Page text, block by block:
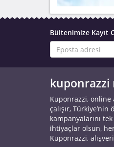
Bültenimize Kayıt
kuponrazzi
Kuponrazzi, online
çalışır,
kampanyalarını
ihtiyaçlar olsun,
Kuponrazzi,